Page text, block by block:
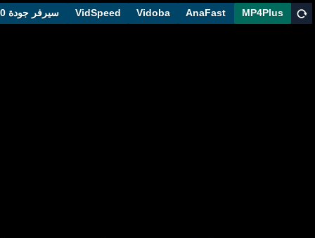
MP4Plus
AnaFast
Vidoba
VidSpeed سيرفر جودة 1080